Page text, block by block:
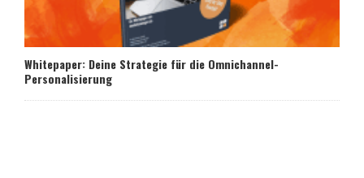
Whitepaper: Deine Strategie für die Omnichannel-
Personalisierung